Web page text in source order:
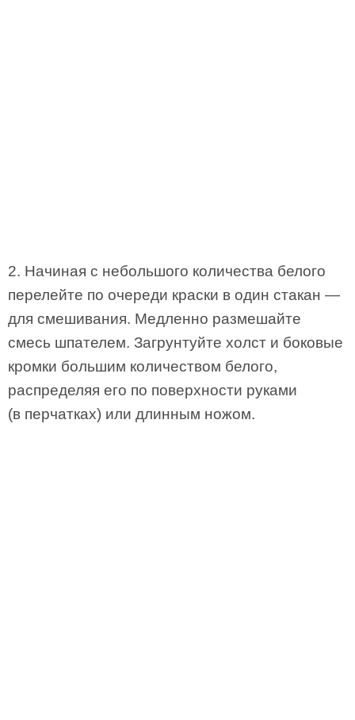
2. Начиная с небольшого количества белого
перелейте по очереди краски в один стакан —
для смешивания. Медленно размешайте
смесь шпателем. Загрунтуйте холст и боковые
кромки большим количеством белого,
распределяя его по поверхности руками
(в перчатках) или длинным ножом.